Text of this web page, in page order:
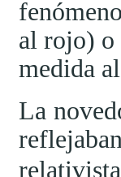
al rojo) o
medida
La